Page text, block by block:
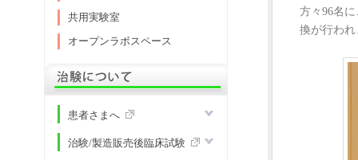
方々96名
換が行わ
共用実験室
オープンラボスペース
患者さまへ
治験/製造販売後臨床試験